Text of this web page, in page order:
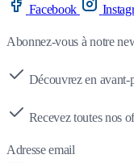
Facebook
Abonnez-vous à notre
Découvrez en avant-
Recevez toutes nos
Adresse email